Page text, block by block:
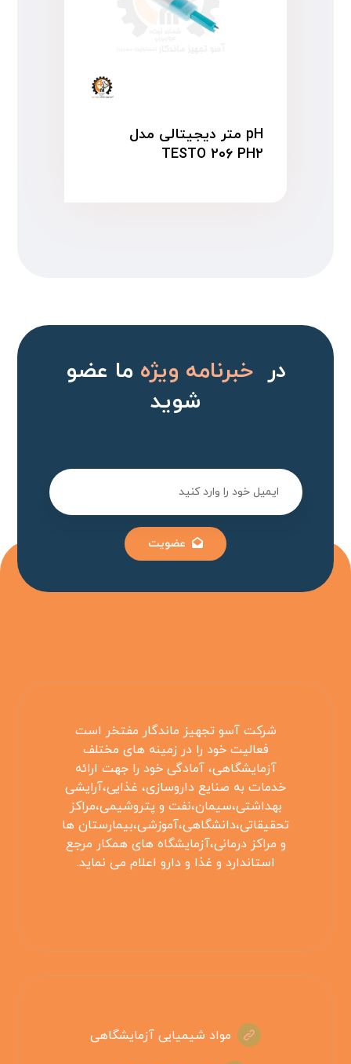
pH متر دیجیتالی مدل
TESTO ۲۰۶ PH۲
درخبرنامه ویژهما عضو
شوید
عضویت
شرکت آسو تجهیز ماندگار مفتخر است
فعالیت خود را در زمینه های مختلف
آزمایشگاهی، آمادگی خود را جهت ارائه
خدمات به صنایع داروسازی، غذایی،آرایشی
بهداشتی،سیمان،نفت و پتروشیمی،مراکز
تحقیقاتی،دانشگاهی،آموزشی،بیمارستان ها
و مراکز درمانی،آزمایشگاه های همکار مرجع
استاندارد و غذا و دارو اعلام می نماید.
مواد شیمیایی آزمایشگاهی